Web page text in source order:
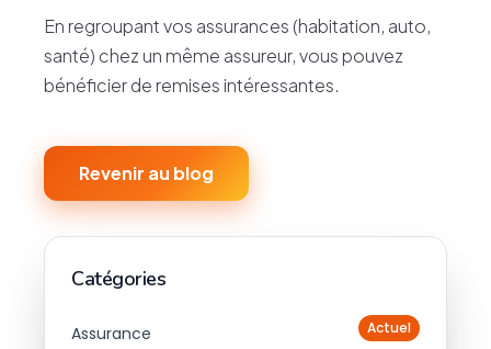
En regroupant vos assurances (habitation, auto,
santé) chez un même assureur, vous pouvez
bénéficier de remises intéressantes.
Revenir au blog
Catégories
Assurance Actuel